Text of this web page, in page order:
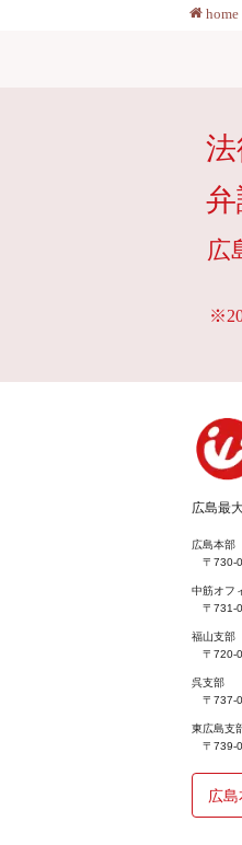
home
広
広島最
広島本部
〒730-
中筋オフ
〒731-
福山支部
〒720-
呉支部
〒737-
東広島支
〒739-
広